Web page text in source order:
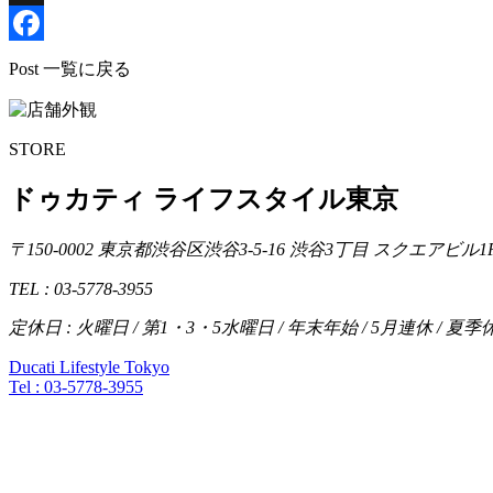
X
Facebook
Post 一覧に戻る
STORE
ドゥカティ ライフスタイル東京
〒150-0002 東京都渋谷区渋谷3-5-16 渋谷3丁目 スクエアビル
TEL : 03-5778-3955
定休日 : 火曜日 / 第1・3・5水曜日 / 年末年始 / 5月連休 / 夏季
Ducati Lifestyle Tokyo
Tel : 03-5778-3955